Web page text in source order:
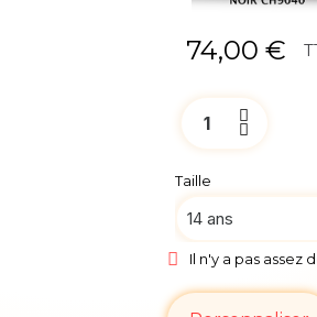
74,00 €
Taille
Il n'y a pas assez